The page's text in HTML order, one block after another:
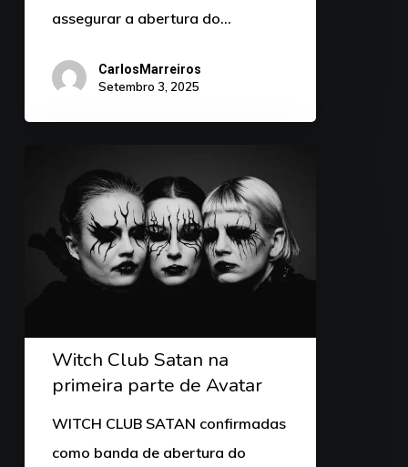
assegurar a abertura do…
CarlosMarreiros
Setembro 3, 2025
Witch Club Satan na
primeira parte de Avatar
WITCH CLUB SATAN confirmadas
como banda de abertura do